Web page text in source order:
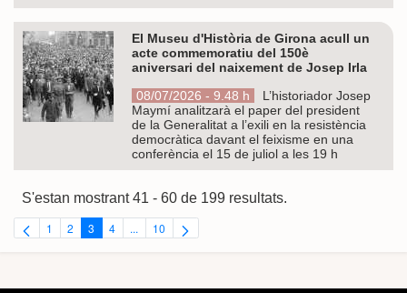
El Museu d'Història de Girona acull un
acte commemoratiu del 150è
aniversari del naixement de Josep Irla
08/07/2026 - 9.48 h
L’historiador Josep
Maymí analitzarà el paper del president
de la Generalitat a l’exili en la resistència
democràtica davant el feixisme en una
conferència el 15 de juliol a les 19 h
S'estan mostrant 41 - 60 de 199 resultats.
Pàgina
1 Pàgina
2 Pàgina
3 Pàgina
4 ...Pàgines intermèdies Utilitzeu TAB per navegar.
Pàgina
10